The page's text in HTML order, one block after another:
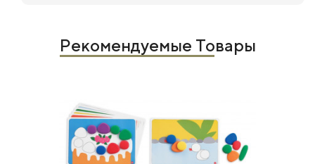
Рекомендуемые Товары